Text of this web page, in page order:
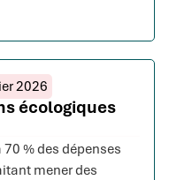
2026
écologiques
% des dépenses
mener des